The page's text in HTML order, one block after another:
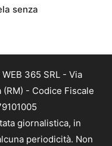
senza
365 SRL - Via
(RM) - Codice Fiscale
giornalistica, in
periodicità. Non